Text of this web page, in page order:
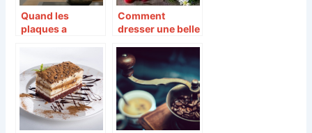
Quand les
plaques a
cuisine !
Comment
dresser une belle